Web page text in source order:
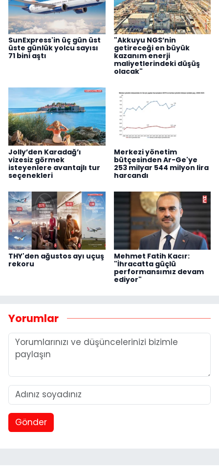
SunExpress'in üç gün üst
üste günlük yolcu sayısı
71 bini aştı
"Akkuyu NGS’nin
getireceği en büyük
kazanım enerji
maliyetlerindeki düşüş
olacak"
Jolly’den Karadağ’ı
vizesiz görmek
isteyenlere avantajlı tur
seçenekleri
Merkezi yönetim
bütçesinden Ar-Ge'ye
253 milyar 544 milyon lira
harcandı
THY'den ağustos ayı uçuş
rekoru
Mehmet Fatih Kacır:
"İhracatta güçlü
performansımız devam
ediyor"
Yorumlar
Gönder